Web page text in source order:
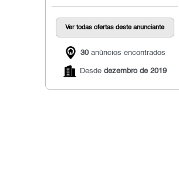
Ver todas ofertas deste anunciante
30anúncios encontrados
Desde dezembro de 2019